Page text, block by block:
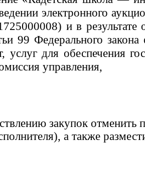
электронного
и в результате
99 Федерального
услуг для обеспечения
управления,
закупок отменить
а также